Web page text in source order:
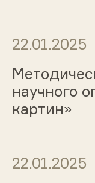
22.01.2025
научного
картин»
22.01.2025